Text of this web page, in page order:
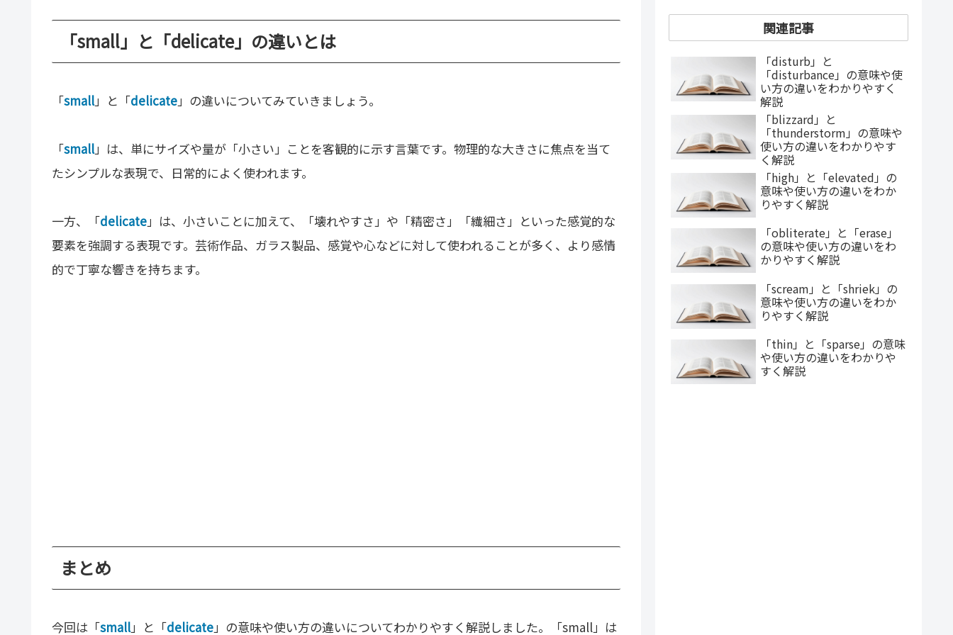
「small」と「delicate」の違いとは
「small」と「delicate」の違いについてみていきましょう。
「small」は、単にサイズや量が「小さい」ことを客観的に示す言葉です。物理的な大きさに焦点を当て
たシンプルな表現で、日常的によく使われます。
一方、「delicate」は、小さいことに加えて、「壊れやすさ」や「精密さ」「繊細さ」といった感覚的な
要素を強調する表現です。芸術作品、ガラス製品、感覚や心などに対して使われることが多く、より感情
的で丁寧な響きを持ちます。
まとめ
今回は「small」と「delicate」の意味や使い方の違いについてわかりやすく解説しました。「small」は
関連記事
「disturb」と
「disturbance」の意味や使
い方の違いをわかりやすく
解説
「blizzard」と
「thunderstorm」の意味や
使い方の違いをわかりやす
く解説
「high」と「elevated」の
意味や使い方の違いをわか
りやすく解説
「obliterate」と「erase」
の意味や使い方の違いをわ
かりやすく解説
「scream」と「shriek」の
意味や使い方の違いをわか
りやすく解説
「thin」と「sparse」の意味
や使い方の違いをわかりや
すく解説